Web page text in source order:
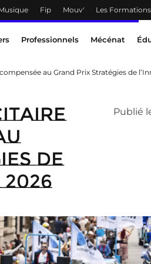
Fip Mouv' Les
Professionnels Mécénat
au Grand Prix Stratégies de
de
Publié